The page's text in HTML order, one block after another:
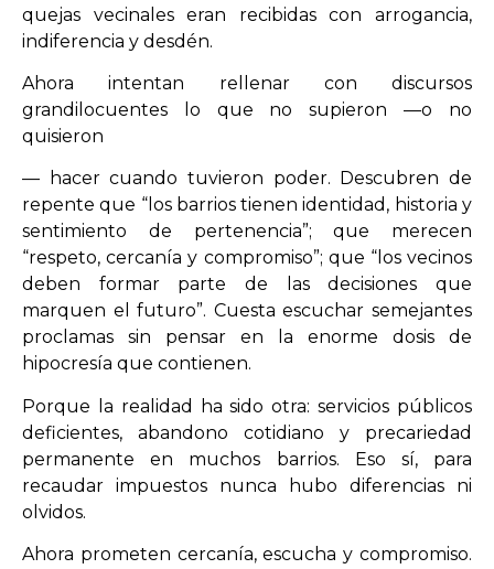
quejas vecinales eran recibidas con arrogancia,
indiferencia y desdén.
Ahora intentan rellenar con discursos
grandilocuentes lo que no supieron —o no
quisieron
— hacer cuando tuvieron poder. Descubren de
repente que “los barrios tienen identidad, historia y
sentimiento de pertenencia”; que merecen
“respeto, cercanía y compromiso”; que “los vecinos
deben formar parte de las decisiones que
marquen el futuro”. Cuesta escuchar semejantes
proclamas sin pensar en la enorme dosis de
hipocresía que contienen.
Porque la realidad ha sido otra: servicios públicos
deficientes, abandono cotidiano y precariedad
permanente en muchos barrios. Eso sí, para
recaudar impuestos nunca hubo diferencias ni
olvidos.
Ahora prometen cercanía, escucha y compromiso.